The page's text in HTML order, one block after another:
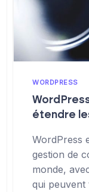
WORDPRESS
étendre
WordPress
gestion de
monde,
qui peuvent